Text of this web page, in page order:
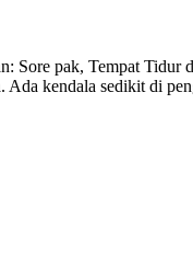
Sore pak, Tempat Tidur
Ada kendala sedikit di
saya sudah saya terima